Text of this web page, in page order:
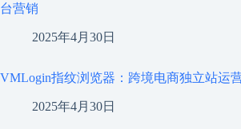
台营销
2025年4月30日
VMLogin指纹浏览器：跨境电商独立站运
2025年4月30日